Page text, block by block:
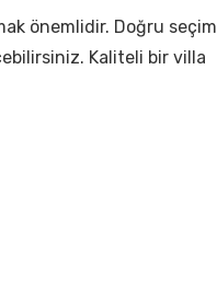
önemlidir. Doğru seçim
Kaliteli bir villa